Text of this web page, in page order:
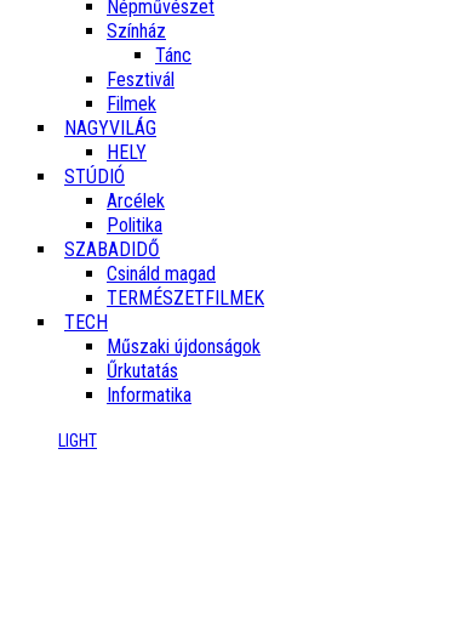
Népművészet
Színház
Tánc
Fesztivál
Filmek
NAGYVILÁG
HELY
STÚDIÓ
Arcélek
Politika
SZABADIDŐ
Csináld magad
TERMÉSZETFILMEK
TECH
Műszaki újdonságok
Űrkutatás
Informatika
LIGHT